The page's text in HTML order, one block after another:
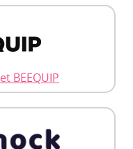
BEEQUIP